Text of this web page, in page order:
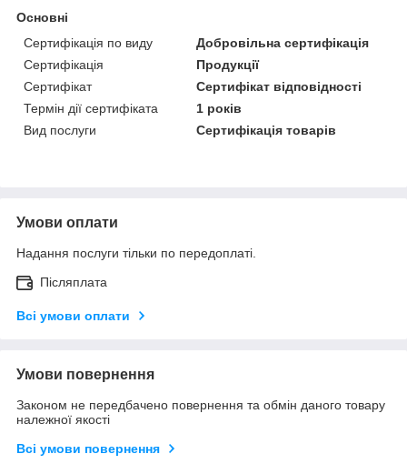
Основні
Сертифікація по виду
Добровільна сертифікація
Сертифікація
Продукції
Сертифікат
Сертифікат відповідності
Термін дії сертифіката
1 років
Вид послуги
Сертифікація товарів
Умови оплати
Надання послуги тільки по передоплаті.
Післяплата
Всі умови оплати
Умови повернення
Законом не передбачено повернення та обмін даного товару
належної якості
Всі умови повернення